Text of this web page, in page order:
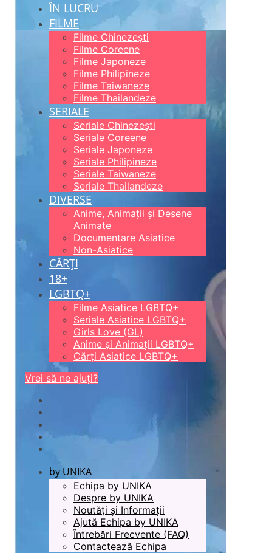
ÎN LUCRU
FILME
Filme Chinezești
Filme Coreene
Filme Japoneze
Filme Philipineze
Filme Taiwaneze
Filme Thailandeze
SERIALE
Seriale Chinezești
Seriale Coreene
Seriale Japoneze
Seriale Philipineze
Seriale Taiwaneze
Seriale Thailandeze
DIVERSE
Anime, Animații și Desene
Animate
Documentare Asiatice
Non-Asiatice
CĂRȚI
18+
LGBTQ+
Filme Asiatice LGBTQ+
Seriale Asiatice LGBTQ+
Girls Love (GL)
Anime și Animații LGBTQ+
Cărți Asiatice LGBTQ+
Vrei să ne ajuți?
by UNIKA
Echipa by UNIKA
Despre by UNIKA
Noutăți și Informații
Ajută Echipa by UNIKA
Întrebări Frecvente (FAQ)
Contactează Echipa